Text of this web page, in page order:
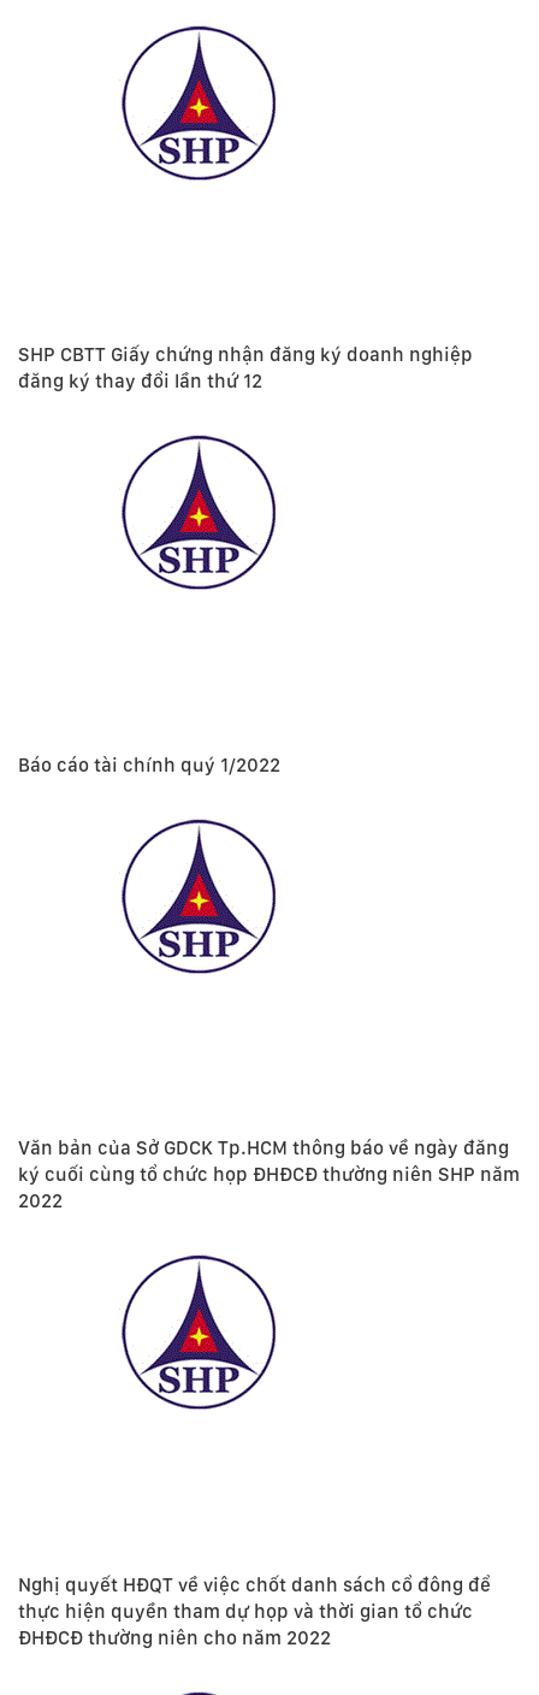
SHP CBTT Giấy chứng nhận đăng ký doanh nghiệp
đăng ký thay đổi lần thứ 12
Báo cáo tài chính quý 1/2022
Văn bản của Sở GDCK Tp.HCM thông báo về ngày đăng
ký cuối cùng tổ chức họp ĐHĐCĐ thường niên SHP năm
2022
Nghị quyết HĐQT về việc chốt danh sách cổ đông để
thực hiện quyền tham dự họp và thời gian tổ chức
ĐHĐCĐ thường niên cho năm 2022